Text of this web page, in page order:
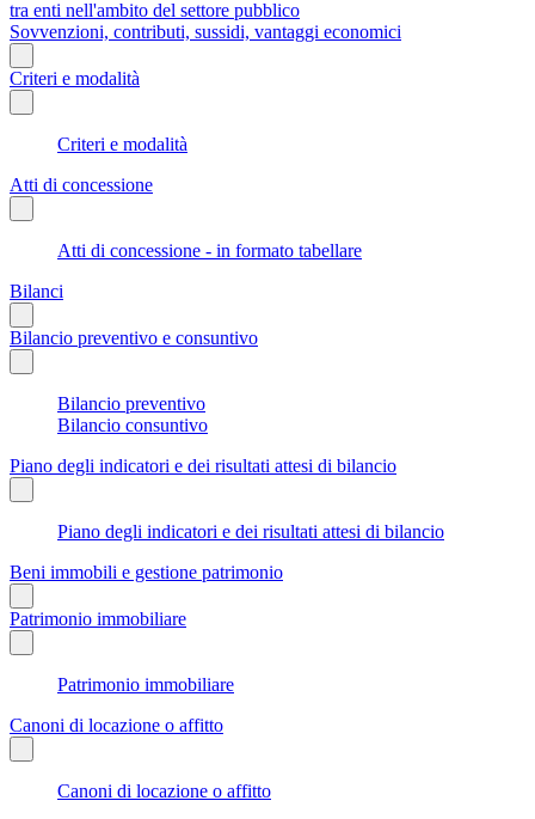
tra enti nell'ambito del settore pubblico
Sovvenzioni, contributi, sussidi, vantaggi economici
Criteri e modalità
Criteri e modalità
Atti di concessione
Atti di concessione - in formato tabellare
Bilanci
Bilancio preventivo e consuntivo
Bilancio preventivo
Bilancio consuntivo
Piano degli indicatori e dei risultati attesi di bilancio
Piano degli indicatori e dei risultati attesi di bilancio
Beni immobili e gestione patrimonio
Patrimonio immobiliare
Patrimonio immobiliare
Canoni di locazione o affitto
Canoni di locazione o affitto